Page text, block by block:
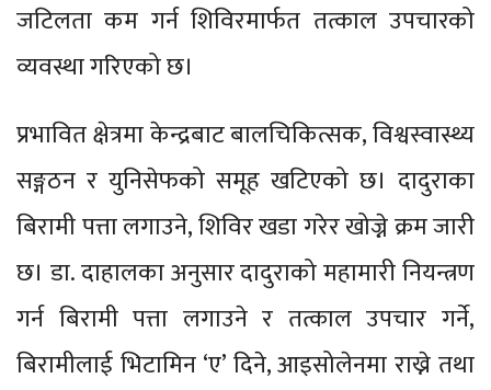
जटिलता कम गर्न शिविरमार्फत तत्काल उपचारको
व्यवस्था गरिएको छ।
प्रभावित क्षेत्रमा केन्द्रबाट बालचिकित्सक, विश्वस्वास्थ्य
सङ्गठन र युनिसेफको समूह खटिएको छ। दादुराका
बिरामी पत्ता लगाउने, शिविर खडा गरेर खोज्ने क्रम जारी
छ। डा. दाहालका अनुसार दादुराको महामारी नियन्त्रण
गर्न बिरामी पत्ता लगाउने र तत्काल उपचार गर्ने,
बिरामीलाई भिटामिन ‘ए’ दिने, आइसोलेनमा राख्ने तथा